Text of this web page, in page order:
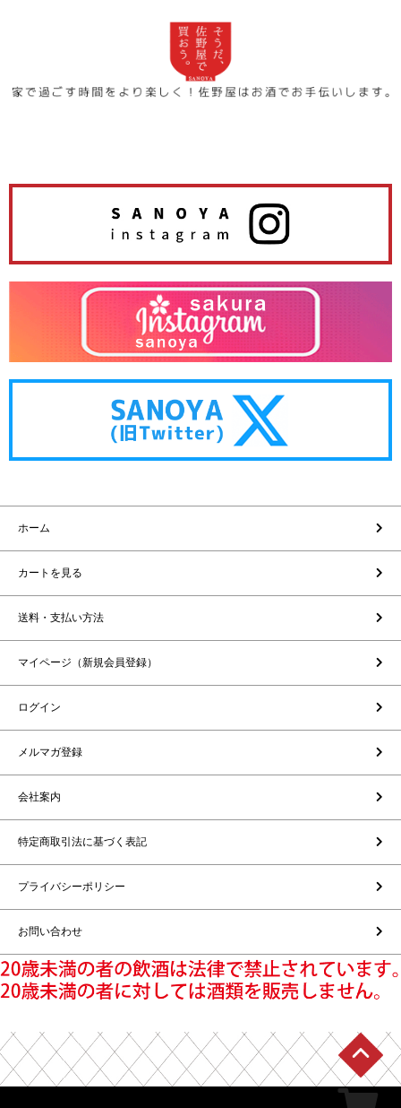
ホーム
カートを見る
送料・支払い方法
マイページ（新規会員登録）
ログイン
メルマガ登録
会社案内
特定商取引法に基づく表記
プライバシーポリシー
お問い合わせ